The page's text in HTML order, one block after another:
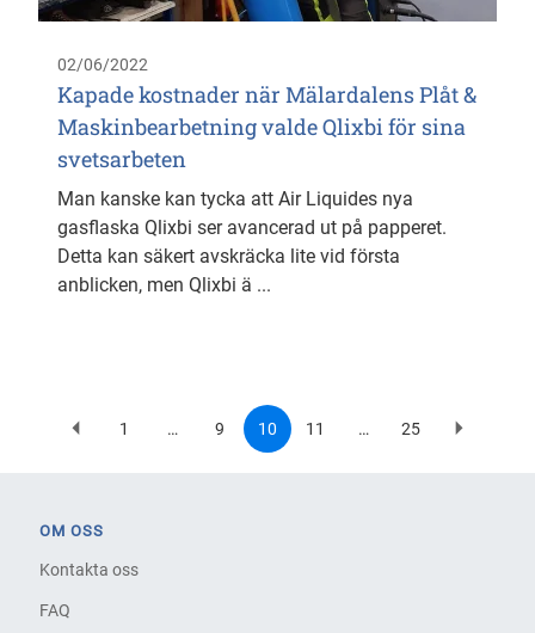
02/06/2022
Kapade kostnader när Mälardalens Plåt &
Maskinbearbetning valde Qlixbi för sina
svetsarbeten
Man kanske kan tycka att Air Liquides nya
gasflaska Qlixbi ser avancerad ut på papperet.
Detta kan säkert avskräcka lite vid första
anblicken, men Qlixbi ä ...
Pagination
PreviousFirst
1 … Page
9
Current
page
10 Page
11 …
Last
25
Next
OM OSS
Kontakta oss
FAQ